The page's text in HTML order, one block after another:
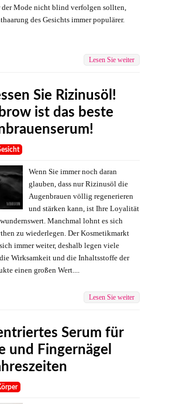
Mode nicht blind verfolgen sollten,
des Gesichts immer populärer.
Lesen Sie weiter
Sie Rizinusöl!
ist das beste
Wenn Sie immer noch daran
glauben, dass nur Rizinusöl die
Augenbrauen völlig regenerieren
und stärken kann, ist Ihre Loyalität
Manchmal lohnt es sich
zu wiederlegen. Der Kosmetikmarkt
immer weiter, deshalb legen viele
Wirksamkeit und die Inhaltsstoffe der
einen großen Wert....
Lesen Sie weiter
Serum für
und Fingernägel